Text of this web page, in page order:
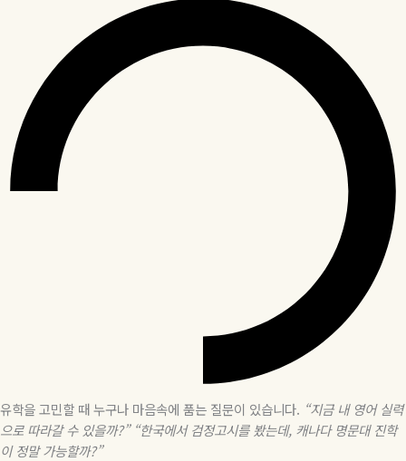
유학을 고민할 때 누구나 마음속에 품는 질문이 있습니다. “지금 내 영어 실력
으로 따라갈 수 있을까?” “한국에서 검정고시를 봤는데, 캐나다 명문대 진학
이 정말 가능할까?”